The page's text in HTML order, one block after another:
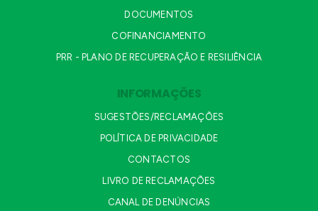
DOCUMENTOS
COFINANCIAMENTO
PRR - PLANO DE RECUPERAÇÃO E RESILIÊNCIA
INFORMAÇÕES
SUGESTÕES/RECLAMAÇÕES
POLÍTICA DE PRIVACIDADE
CONTACTOS
LIVRO DE RECLAMAÇÕES
CANAL DE DENÚNCIAS